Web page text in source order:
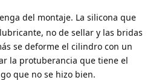
del montaje. La silicona que
no de sellar y las bridas
se deforme el cilindro con un
la protuberancia que tiene el
que no se hizo bien.